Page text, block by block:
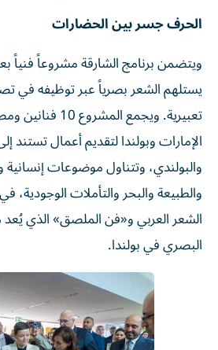
الحرف جسر بين الحضارات
ويتضمن برنامج الشارقة مشروعاً فنياً
يستلهم الشعر بصرياً عبر توظيفه في
تعبيرية. ويجمع
الإمارات وبولندا لتقديم أعمال تستند
والبولندي، وتتناول موضوعات
والطبيعة والبحر والتأملات الوجودية،
الشعر العربي و«فن الملصق» الذي
البصري في بولندا.